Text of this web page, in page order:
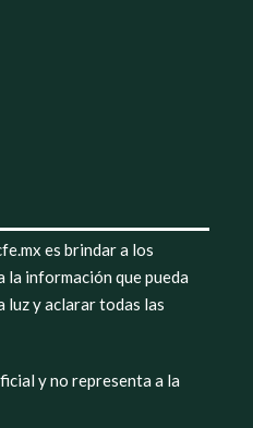
es brindar a los
la información que pueda
luz y aclarar todas las
y no representa a la